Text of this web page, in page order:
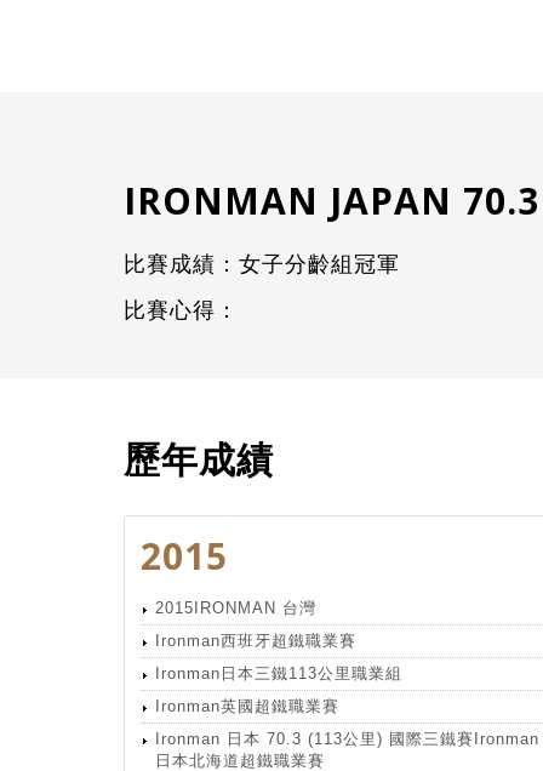
IRONMAN JAPAN
比賽成績：女子分齡組冠軍
比賽心得：
歷年成績
2015
2015IRONMAN 台灣
Ironman西班牙超鐵職業賽
Ironman日本三鐵113公里職業組
Ironman英國超鐵職業賽
Ironman 日本 70.3 (113公里) 國際三鐵賽Ironman
日本北海道超鐵職業賽